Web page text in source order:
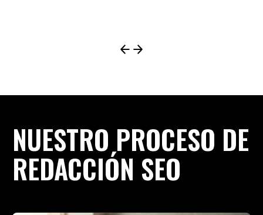
NUESTRO PROCESO DE
REDACCIÓN SEO